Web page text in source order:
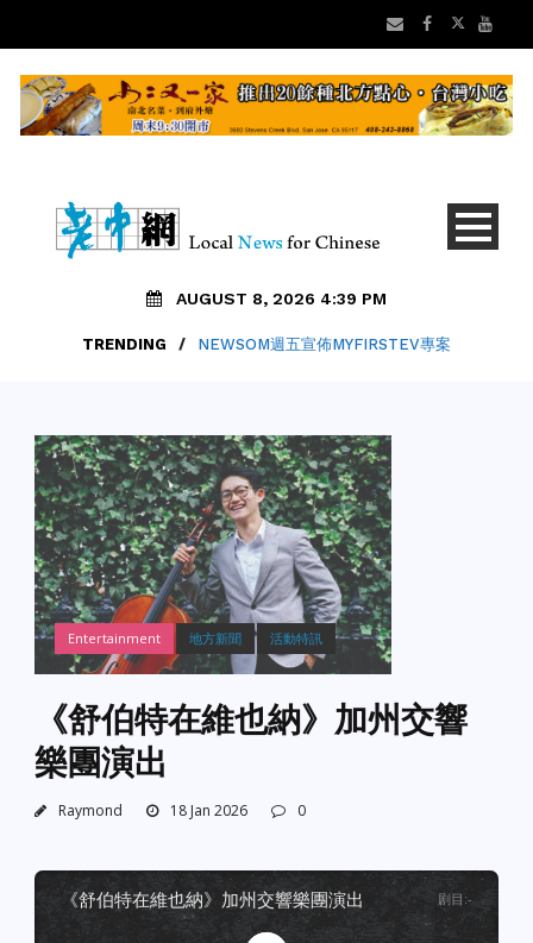
AUGUST 8, 2026 4:39 PM
TRENDING / NEWSOM週五宣佈MYFIRSTEV專案
Entertainment 地方新聞 活動特訊
《舒伯特在維也納》加州交響
樂團演出
Raymond 18 Jan 2026 0
《舒伯特在維也納》加州交響樂團演出 剧目 :-